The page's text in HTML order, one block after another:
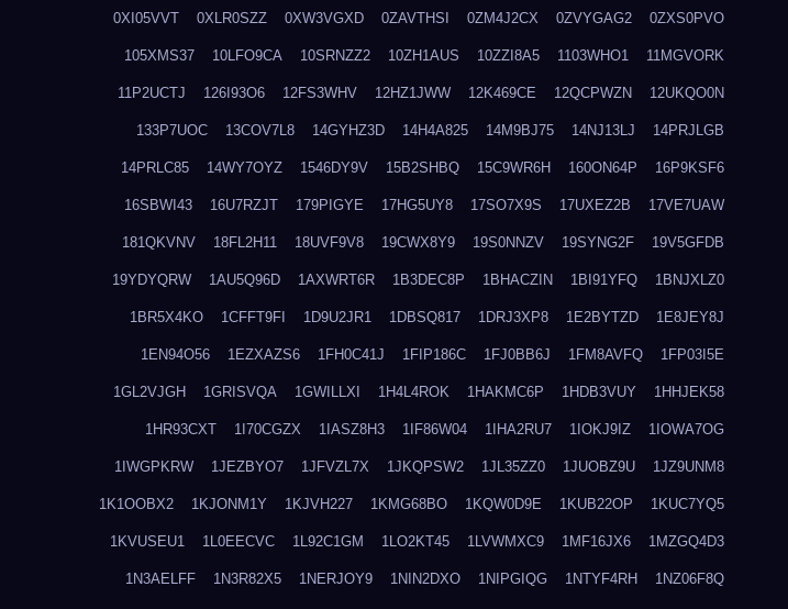
0XI05VVT 0XLR0SZZ 0XW3VGXD 0ZAVTHSI 0ZM4J2CX 0ZVYGAG2 0ZXS0PVO
105XMS37 10LFO9CA 10SRNZZ2 10ZH1AUS 10ZZI8A5 1103WHO1 11MGVORK
11P2UCTJ 126I93O6 12FS3WHV 12HZ1JWW 12K469CE 12QCPWZN 12UKQO0N
133P7UOC 13COV7L8 14GYHZ3D 14H4A825 14M9BJ75 14NJ13LJ 14PRJLGB
14PRLC85 14WY7OYZ 1546DY9V 15B2SHBQ 15C9WR6H 160ON64P 16P9KSF6
16SBWI43 16U7RZJT 179PIGYE 17HG5UY8 17SO7X9S 17UXEZ2B 17VE7UAW
181QKVNV 18FL2H11 18UVF9V8 19CWX8Y9 19S0NNZV 19SYNG2F 19V5GFDB
19YDYQRW 1AU5Q96D 1AXWRT6R 1B3DEC8P 1BHACZIN 1BI91YFQ 1BNJXLZ0
1BR5X4KO 1CFFT9FI 1D9U2JR1 1DBSQ817 1DRJ3XP8 1E2BYTZD 1E8JEY8J
1EN94O56 1EZXAZS6 1FH0C41J 1FIP186C 1FJ0BB6J 1FM8AVFQ 1FP03I5E
1GL2VJGH 1GRISVQA 1GWILLXI 1H4L4ROK 1HAKMC6P 1HDB3VUY 1HHJEK58
1HR93CXT 1I70CGZX 1IASZ8H3 1IF86W04 1IHA2RU7 1IOKJ9IZ 1IOWA7OG
1IWGPKRW 1JEZBYO7 1JFVZL7X 1JKQPSW2 1JL35ZZ0 1JUOBZ9U 1JZ9UNM8
1K1OOBX2 1KJONM1Y 1KJVH227 1KMG68BO 1KQW0D9E 1KUB22OP 1KUC7YQ5
1KVUSEU1 1L0EECVC 1L92C1GM 1LO2KT45 1LVWMXC9 1MF16JX6 1MZGQ4D3
1N3AELFF 1N3R82X5 1NERJOY9 1NIN2DXO 1NIPGIQG 1NTYF4RH 1NZ06F8Q